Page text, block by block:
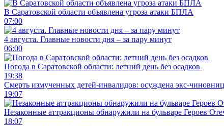
В Саратовской области объявлена угроза атаки БПЛА
07:00
4 августа. Главные новости дня – за пару минут
06:00
Погода в Саратовской области: летний день без осадков
19:38
Смерть измученных детей-инвалидов: осуждена экс-
19:07
Незаконные аттракционы обнаружили на бульваре Героев
18:07